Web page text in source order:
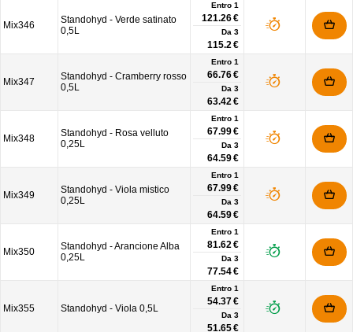
Mix346
Standohyd - Verde satinato
0,5L
Entro 1
121.26 €
Da 3
115.2 €
Mix347
Standohyd - Cramberry rosso
0,5L
Entro 1
66.76 €
Da 3
63.42 €
Mix348
Standohyd - Rosa velluto
0,25L
Entro 1
67.99 €
Da 3
64.59 €
Mix349
Standohyd - Viola mistico
0,25L
Entro 1
67.99 €
Da 3
64.59 €
Mix350
Standohyd - Arancione Alba
0,25L
Entro 1
81.62 €
Da 3
77.54 €
Mix355 Standohyd - Viola 0,5L
Entro 1
54.37 €
Da 3
51.65 €